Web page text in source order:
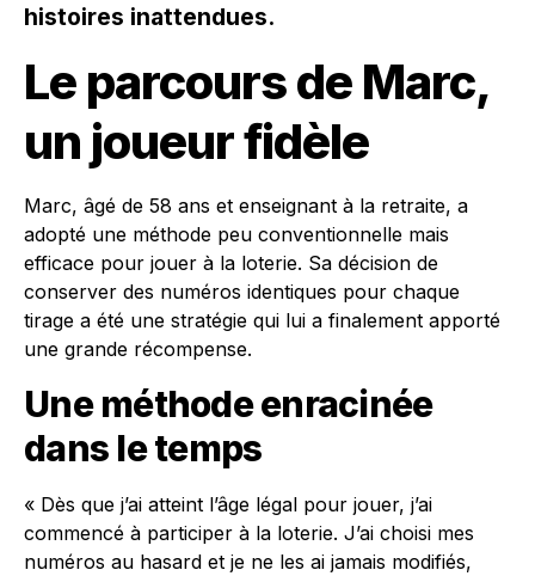
histoires inattendues.
Le parcours de Marc,
un joueur fidèle
Marc, âgé de 58 ans et enseignant à la retraite, a
adopté une méthode peu conventionnelle mais
efficace pour jouer à la loterie. Sa décision de
conserver des numéros identiques pour chaque
tirage a été une stratégie qui lui a finalement apporté
une grande récompense.
Une méthode enracinée
dans le temps
« Dès que j’ai atteint l’âge légal pour jouer, j’ai
commencé à participer à la loterie. J’ai choisi mes
numéros au hasard et je ne les ai jamais modifiés,